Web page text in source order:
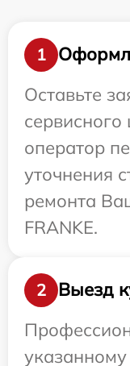
1
Оставьте
оператор
уточнения
ремонта
FRANKE.
2
Выезд